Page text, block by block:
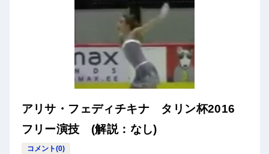
アリサ・フェディチキナ タリン杯2016
フリー演技 (解説：なし)
コメント(0)